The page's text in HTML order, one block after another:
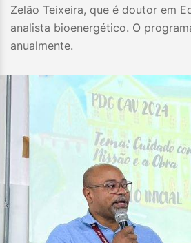
Zelão Teixeira, que é doutor em
analista bioenergético. O
anualmente.